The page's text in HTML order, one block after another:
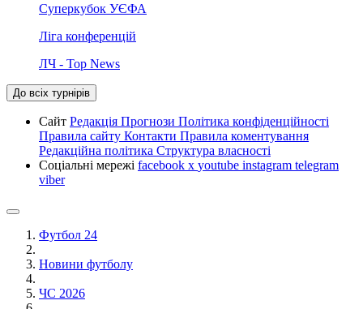
Суперкубок УЄФА
Ліга конференцій
ЛЧ - Top News
До всіх турнірів
Сайт Редакція Прогнози Політика конфіденційності
Правила сайту Контакти Правила коментування
Редакційна політика Структура власності
Соціальні мережі facebook x youtube instagram telegram
viber
Футбол 24
Новини футболу
ЧС 2026